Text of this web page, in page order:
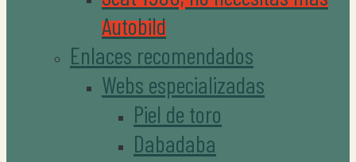
Autobild
Enlaces recomendados
Webs especializadas
Piel de toro
Dabadaba